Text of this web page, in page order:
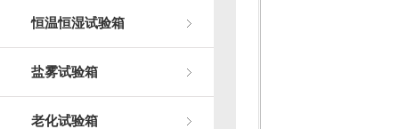
恒温恒湿试验箱
盐雾试验箱
老化试验箱